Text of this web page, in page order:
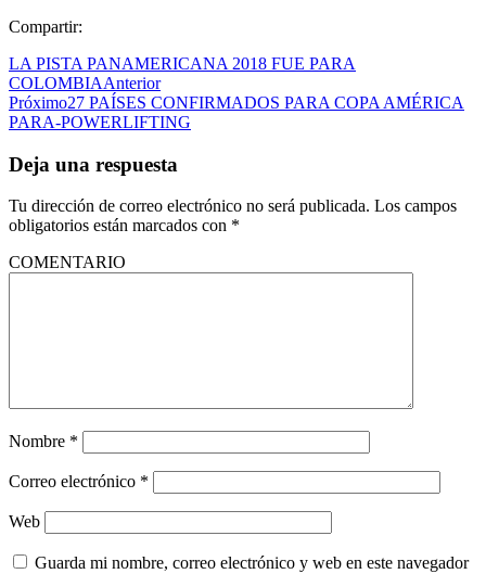
Compartir:
LA PISTA PANAMERICANA 2018 FUE PARA
COLOMBIAAnterior
Próximo27 PAÍSES CONFIRMADOS PARA COPA AMÉRICA
PARA-POWERLIFTING
Deja una respuesta
Tu dirección de correo electrónico no será publicada. Los campos
obligatorios están marcados con *
COMENTARIO
Nombre *
Correo electrónico *
Web
Guarda mi nombre, correo electrónico y web en este navegador